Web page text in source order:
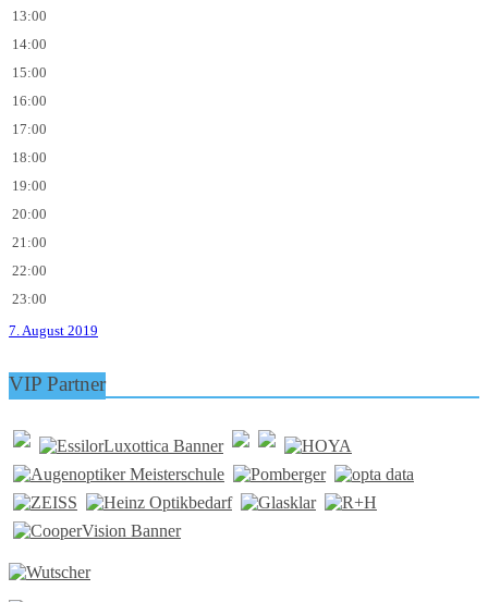
13:00
14:00
15:00
16:00
17:00
18:00
19:00
20:00
21:00
22:00
23:00
7. August 2019
VIP Partner